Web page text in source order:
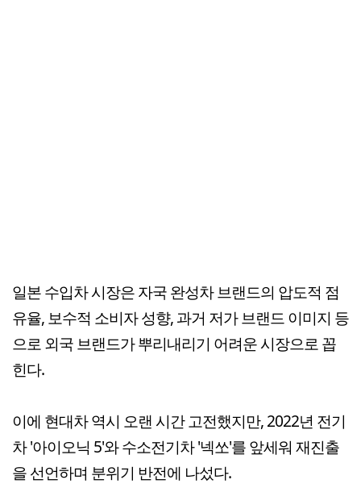
일본 수입차 시장은 자국 완성차 브랜드의 압도적 점
유율, 보수적 소비자 성향, 과거 저가 브랜드 이미지 등
으로 외국 브랜드가 뿌리내리기 어려운 시장으로 꼽
힌다.
이에 현대차 역시 오랜 시간 고전했지만, 2022년 전기
차 '아이오닉 5'와 수소전기차 '넥쏘'를 앞세워 재진출
을 선언하며 분위기 반전에 나섰다.